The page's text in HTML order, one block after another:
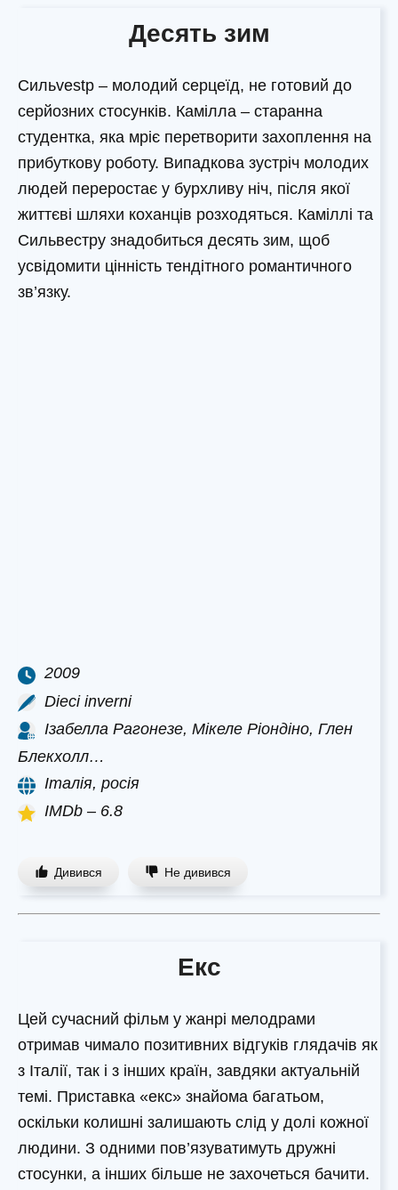
Десять зим
Сильvestр – молодий серцеїд, не готовий до
серйозних стосунків. Камілла – старанна
студентка, яка мріє перетворити захоплення на
прибуткову роботу. Випадкова зустріч молодих
людей переростає у бурхливу ніч, після якої
життєві шляхи коханців розходяться. Каміллі та
Сильвестру знадобиться десять зим, щоб
усвідомити цінність тендітного романтичного
зв’язку.
2009
Dieci inverni
Ізабелла Рагонезе, Мікеле Ріондіно, Глен
Блекхолл…
Італія, росія
IMDb – 6.8
Дивився Не дивився
Екс
Цей сучасний фільм у жанрі мелодрами
отримав чимало позитивних відгуків глядачів як
з Італії, так і з інших країн, завдяки актуальній
темі. Приставка «екс» знайома багатьом,
оскільки колишні залишають слід у долі кожної
людини. З одними пов’язуватимуть дружні
стосунки, а інших більше не захочеться бачити.